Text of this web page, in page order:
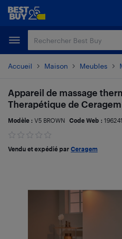
Passer
principal
Passer
Accueil Maison Meubles
Appareil de massage
Therapétique de Ceragem
Modèle : V5 BROWN Code Web :
Vendu et expédié par Ceragem